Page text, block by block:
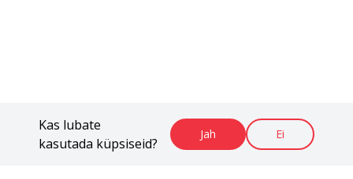
Kas lubate
kasutada küpsiseid?
Jah Ei